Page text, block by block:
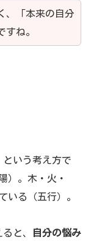
、「本来の自分
すね。
という考え方で
）。木・火・
いる（五行）。
と、
自分の悩み